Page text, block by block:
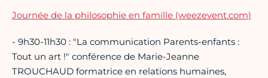
Journée de la philosophie en famille (weezevent.com)
- 9h30-11h30 : "La communication Parents-enfants :
Tout un art !" conférence de Marie-Jeanne
TROUCHAUD formatrice en relations humaines,